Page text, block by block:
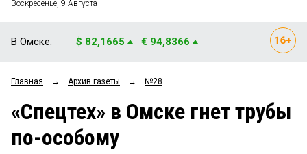
ОБЩЕСТВО
ЗАКОН
НОВОСТИ КОМПАНИЙ
Рейтинги
Воскресенье, 9 Августа
В Омске: $ 82,1665 € 94,8366
Главная → Архив газеты → №28
«Спецтех» в Омске гнет трубы
по-особому